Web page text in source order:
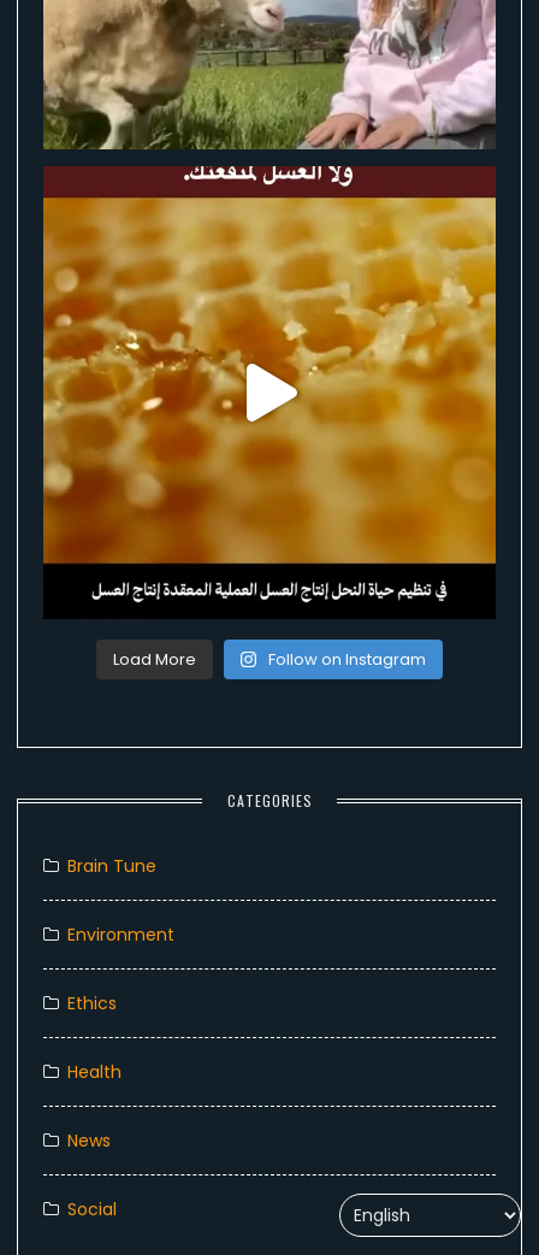
Load More Follow on Instagram
CATEGORIES
Brain Tune
Environment
Ethics
Health
News
Social